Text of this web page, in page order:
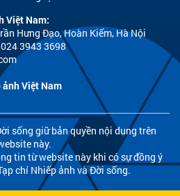
Việt Nam:
Hưng Đạo, Hoàn Kiếm, Hà Nội
3943 3698
Việt Nam
sống giữ bản quyền nội dung trên
này.
tin từ website này khi có sự đồng ý
chí Nhiếp ảnh và Đời sống.